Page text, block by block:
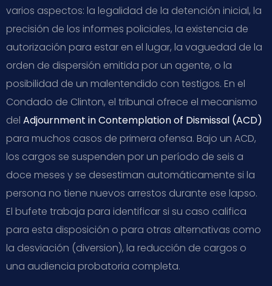
varios aspectos: la legalidad de la detención inicial, la
precisión de los informes policiales, la existencia de
autorización para estar en el lugar, la vaguedad de la
orden de dispersión emitida por un agente, o la
posibilidad de un malentendido con testigos. En el
Condado de Clinton, el tribunal ofrece el mecanismo
del Adjournment in Contemplation of Dismissal (ACD)
para muchos casos de primera ofensa. Bajo un ACD,
los cargos se suspenden por un período de seis a
doce meses y se desestiman automáticamente si la
persona no tiene nuevos arrestos durante ese lapso.
El bufete trabaja para identificar si su caso califica
para esta disposición o para otras alternativas como
la desviación (diversion), la reducción de cargos o
una audiencia probatoria completa.